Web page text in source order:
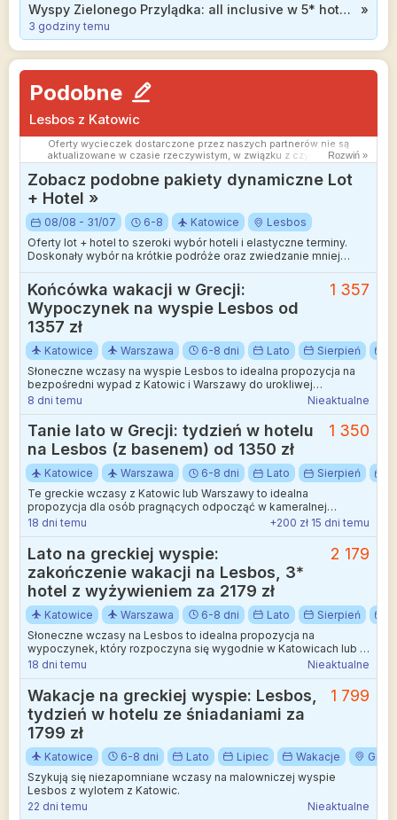
Wyspy Zielonego Przylądka: all inclusive w 5* hotelu nad oceanem od 3911 zł »
3 godziny temu
Podobne
Lesbos z Katowic
Oferty wycieczek dostarczone przez naszych partnerów nie są
aktualizowane w czasie rzeczywistym, w związku z czym ceny i
Dokładamy wszelkich starań aby rozbieżności były jak najmniejsze.
Rozwiń »
Zobacz podobne pakiety dynamiczne Lot
+ Hotel »
08/08 - 31/07 6-8 Katowice
Lesbos
Oferty lot + hotel to szeroki wybór hoteli i elastyczne terminy.
Doskonały wybór na krótkie podróże oraz zwiedzanie mniej
wakacyjnych kierunków.
Końcówka wakacji w Grecji:
Wypoczynek na wyspie Lesbos od
1357 zł
1 357
Katowice Warszawa 6-8 dni Lato Sierpień
Słoneczne wczasy na wyspie Lesbos to idealna propozycja na
bezpośredni wypad z Katowic i Warszawy do urokliwej
miejscowości Anaxos.
8 dni temu Nieaktualne
Tanie lato w Grecji: tydzień w hotelu
na Lesbos (z basenem) od 1350 zł
1 350
Katowice Warszawa 6-8 dni Lato Sierpień
Te greckie wczasy z Katowic lub Warszawy to idealna
propozycja dla osób pragnących odpocząć w kameralnej
atmosferze tuż przy samej plaży.
18 dni temu +200 zł 15 dni temu
Lato na greckiej wyspie:
zakończenie wakacji na Lesbos, 3*
hotel z wyżywieniem za 2179 zł
2 179
Katowice Warszawa 6-8 dni Lato Sierpień
Słoneczne wczasy na Lesbos to idealna propozycja na
wypoczynek, który rozpoczyna się wygodnie w Katowicach lub w
Warszawie.
18 dni temu Nieaktualne
Wakacje na greckiej wyspie: Lesbos,
tydzień w hotelu ze śniadaniami za
1799 zł
1 799
Katowice 6-8 dni Lato Lipiec Wakacje
Szykują się niezapomniane wczasy na malowniczej wyspie
Lesbos z wylotem z Katowic.
22 dni temu
Nieaktualne